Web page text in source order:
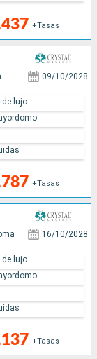
+Tasas
09/10/2028
+Tasas
lujo
16/10/2028
+Tasas
lujo